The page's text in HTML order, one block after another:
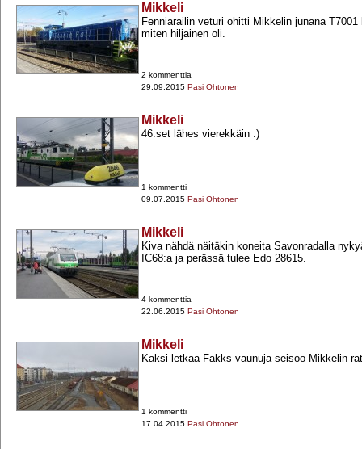
Mikkeli
Fenniarailin veturi ohitti Mikkelin junana
miten hiljainen oli.
2 kommenttia
29.09.2015 Pasi Ohtonen
Mikkeli
46:set lähes vierekkäin :)
1 kommentti
09.07.2015 Pasi Ohtonen
Mikkeli
Kiva nähdä näitäkin koneita Savonradalla
IC68:a ja perässä tulee Edo 28615.
4 kommenttia
22.06.2015 Pasi Ohtonen
Mikkeli
Kaksi letkaa Fakks vaunuja seisoo Mikkelin
1 kommentti
17.04.2015 Pasi Ohtonen